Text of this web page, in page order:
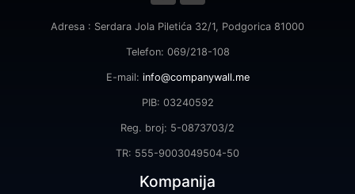
Adresa : Serdara Jola Piletića 32/1, Podgorica 81000
Telefon: 069/218-108
E-mail: info@companywall.me
PIB: 03240592
Reg. broj: 5-0873703/2
TR: 555-9003049504-50
Kompanija